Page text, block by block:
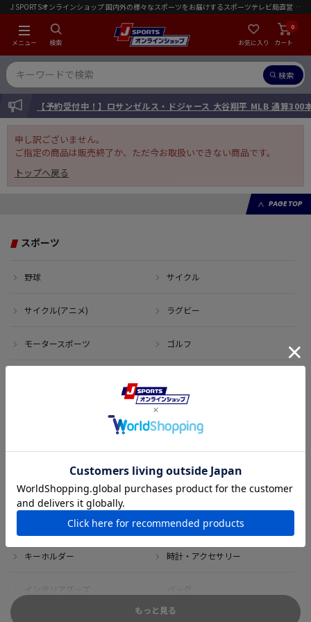
J SPORTSオンラインショップ 国内外の様々なスポーツをお届けするスポーツテレビ局直営店｜会員限定初回ご注文送料無料キャンペーン実施中！
メニュー 検索 お気に入り カート
0
検索
INFORMATION【予約受付中！】ロサンゼルス・ドジャース 大谷翔平 MLB 通算300
申し訳ございません。
ご指定の商品は販売終了か、ただ今お取扱いできない商品です。
トップへ戻る
PAGE TOP
スポーツ
野球 サイクル
サイクル(アニメ) ラグビー
モータースポーツ ゴルフ
アウトレット サイン・記念グッズ
ボブルヘッド・ぬいぐるみ Tシャツ
DVD・ブルーレイ 雑貨
キーホルダー 時計・アクセサリー
インテリアグッズ バッグ
もっと見る